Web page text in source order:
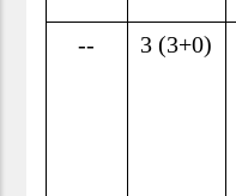
3 (3+0)
--